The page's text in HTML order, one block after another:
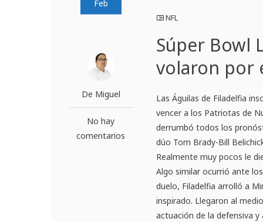
Feb
De Miguel
No hay
comentarios
NFL
Súper Bowl
volaron por
Las Águilas de Filadelfia
vencer a los Patriotas de
derrumbó todos los
dúo Tom Brady-Bill
Realmente muy pocos le
Algo similar ocurrió ante
duelo, Filadelfia arrolló a
inspirado. Llegaron al
actuación de la defensiva